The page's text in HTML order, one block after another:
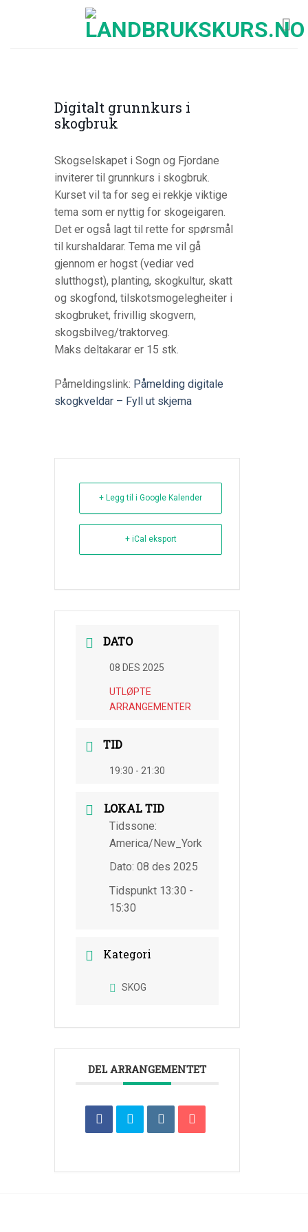
Digitalt grunnkurs i
skogbruk
Skogselskapet i Sogn og Fjordane
inviterer til grunnkurs i skogbruk.
Kurset vil ta for seg ei rekkje viktige
tema som er nyttig for skogeigaren.
Det er også lagt til rette for spørsmål
til kurshaldarar. Tema me vil gå
gjennom er hogst (vediar ved
slutthogst), planting, skogkultur, skatt
og skogfond, tilskotsmogelegheiter i
skogbruket, frivillig skogvern,
skogsbilveg/traktorveg.
Maks deltakarar er 15 stk.
Påmeldingslink: Påmelding digitale
skogkveldar – Fyll ut skjema
+ Legg til i Google Kalender
+ iCal eksport
DATO
08 DES 2025
UTLØPTE
ARRANGEMENTER
TID
19:30 - 21:30
LOKAL TID
Tidssone:
America/New_York
Dato: 08 des 2025
Tidspunkt 13:30 -
15:30
Kategori
SKOG
DEL ARRANGEMENTET